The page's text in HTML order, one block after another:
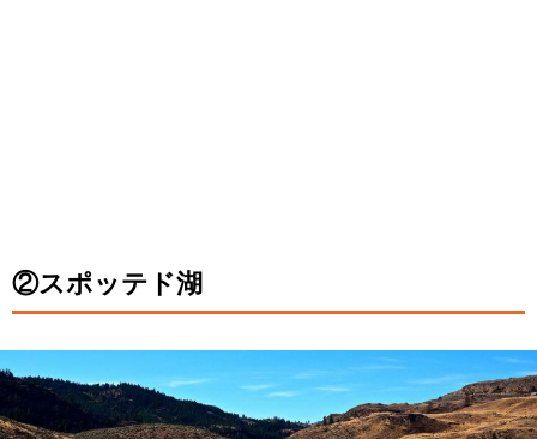
②スポッテド湖